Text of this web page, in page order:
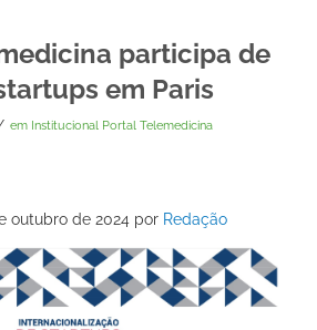
participa de
em Paris
em Institucional Portal Telemedicina
outubro de 2024 por Redação